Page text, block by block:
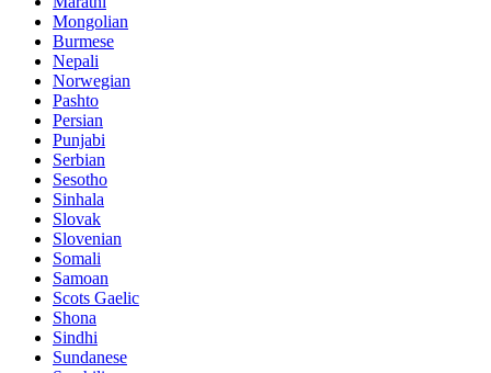
Mongolian
Burmese
Nepali
Norwegian
Pashto
Persian
Punjabi
Serbian
Sesotho
Sinhala
Slovak
Slovenian
Somali
Samoan
Scots Gaelic
Shona
Sindhi
Sundanese